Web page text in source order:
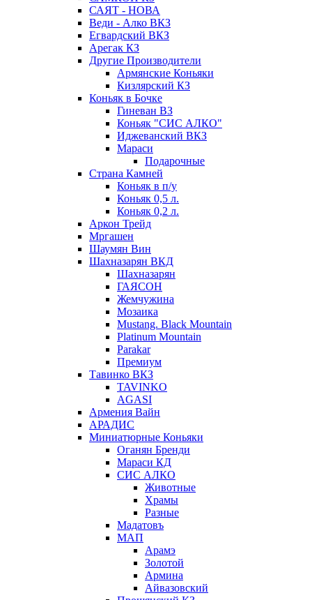
САЯТ - НОВА
Веди - Алко ВКЗ
Егвардский ВКЗ
Арегак КЗ
Другие Производители
Армянские Коньяки
Кизлярский КЗ
Коньяк в Бочке
Гиневан ВЗ
Коньяк "СИС АЛКО"
Иджеванский ВКЗ
Мараси
Подарочные
Страна Камней
Коньяк в п/у
Коньяк 0,5 л.
Коньяк 0,2 л.
Аркон Трейд
Мргашен
Шаумян Вин
Шахназарян ВКД
Шахназарян
ГАЯСОН
Жемчужина
Мозаика
Mustang. Black Mountain
Platinum Mountain
Parakar
Премиум
Тавинко ВКЗ
TAVINKO
AGASI
Армения Вайн
АРАДИС
Миниатюрные Коньяки
Оганян Бренди
Мараси КД
СИС АЛКО
Животные
Храмы
Разные
Мадатовъ
МАП
Арамэ
Золотой
Армина
Айвазовский